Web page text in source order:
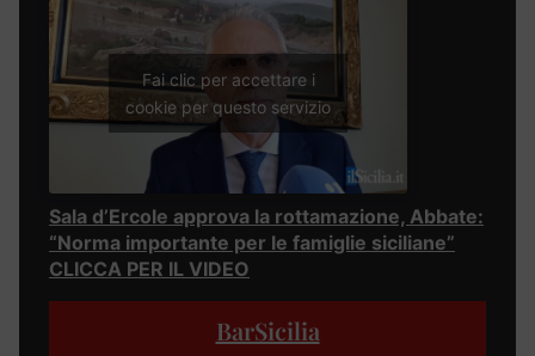
Fai clic per accettare i
cookie per questo servizio
Sala d’Ercole approva la rottamazione, Abbate:
“Norma importante per le famiglie siciliane”
CLICCA PER IL VIDEO
BarSicilia